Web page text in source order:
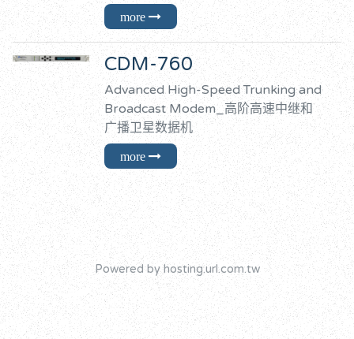
CDM-760
Advanced High-Speed Trunking and
Broadcast Modem_高阶高速中继和
广播卫星数据机
Powered by hosting.url.com.tw